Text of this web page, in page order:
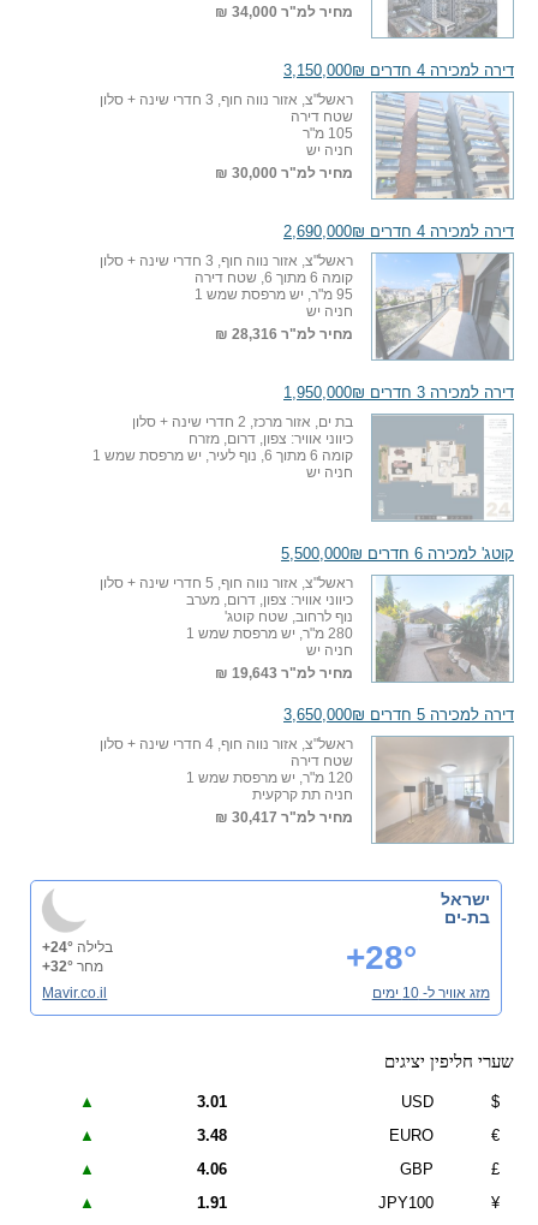
מחיר למ"ר 34,000 ₪
דירה למכירה 4 חדרים 3,150,000₪
ראשל"צ, אזור נווה חוף, 3 חדרי שינה + סלון
שטח דירה
105 מ"ר
חניה יש
מחיר למ"ר 30,000 ₪
דירה למכירה 4 חדרים 2,690,000₪
ראשל"צ, אזור נווה חוף, 3 חדרי שינה + סלון
קומה 6 מתוך 6, שטח דירה
95 מ"ר, יש מרפסת שמש 1
חניה יש
מחיר למ"ר 28,316 ₪
דירה למכירה 3 חדרים 1,950,000₪
בת ים, אזור מרכז, 2 חדרי שינה + סלון
כיווני אוויר: צפון, דרום, מזרח
קומה 6 מתוך 6, נוף לעיר, יש מרפסת שמש 1
חניה יש
קוטג' למכירה 6 חדרים 5,500,000₪
ראשל"צ, אזור נווה חוף, 5 חדרי שינה + סלון
כיווני אוויר: צפון, דרום, מערב
נוף לרחוב, שטח קוטג'
280 מ"ר, יש מרפסת שמש 1
חניה יש
מחיר למ"ר 19,643 ₪
דירה למכירה 5 חדרים 3,650,000₪
ראשל"צ, אזור נווה חוף, 4 חדרי שינה + סלון
שטח דירה
120 מ"ר, יש מרפסת שמש 1
חניה תת קרקעית
מחיר למ"ר 30,417 ₪
ישראל
בת-ים
+28° בלילה +24°
מחר +32°
מזג אוויר ל- 10 ימים
Mavir.co.il
שערי חליפין יציגים
$
USD
3.01
▲
€
EURO
3.48
▲
£
GBP
4.06
▲
¥
JPY100
1.91
▲